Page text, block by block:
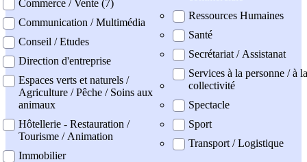
Commerce / Vente (7)
Communication / Multimédia
Conseil / Etudes
Direction d'entreprise
Espaces verts et naturels /
Agriculture / Pêche / Soins aux
animaux
Hôtellerie - Restauration /
Tourisme / Animation
Immobilier
Ressources Humaines
Santé
Secrétariat / Assistanat
Services à la personne / à la
collectivité
Spectacle
Sport
Transport / Logistique